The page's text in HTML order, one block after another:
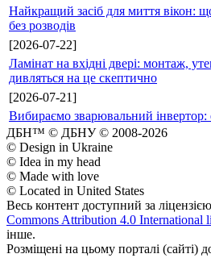
Найкращий засіб для миття вікон:
без розводів
[2026-07-22]
Ламінат на вхідні двері: монтаж,
дивляться на це скептично
[2026-07-21]
Вибираємо зварювальний інвертор:
ДБН™ © ДБНУ © 2008-2026
© Design in Ukraine
© Idea in my head
© Made with love
© Located in United States
Весь контент доступний за
Commons Attribution 4.0 International
інше.
Розміщені на цьому порталі (сайті)